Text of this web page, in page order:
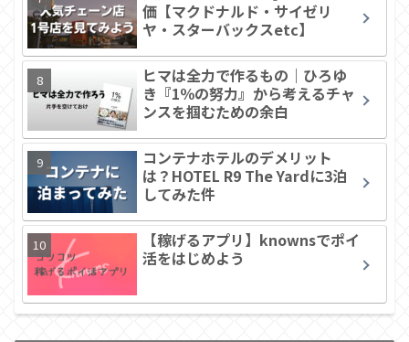
価【マクドナルド・サイゼリ
ヤ・スターバックスetc】
ヒマは全力で作るもの｜ひろゆ
き『1％の努力』から考えるチャ
ンスを掴むための余白
コンテナホテルのデメリット
は？HOTEL R9 The Yardに3泊
してみた件
【稼げるアプリ】knownsでポイ
活をはじめよう